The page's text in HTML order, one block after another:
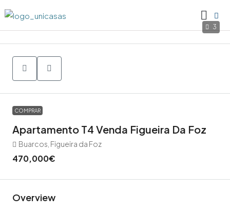
3
COMPRAR
Apartamento T4 Venda Figueira Da Foz
Buarcos, Figueira da Foz
470,000€
Overview